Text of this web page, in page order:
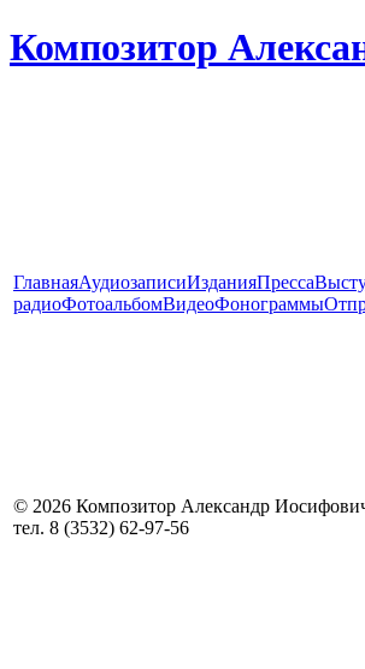
Композитор
ГлавнаяАудиозаписиИзданияПресса
радиоФотоальбомВидеоФонограммы
© 2026 Композитор Александр
тел. 8 (3532) 62-97-56